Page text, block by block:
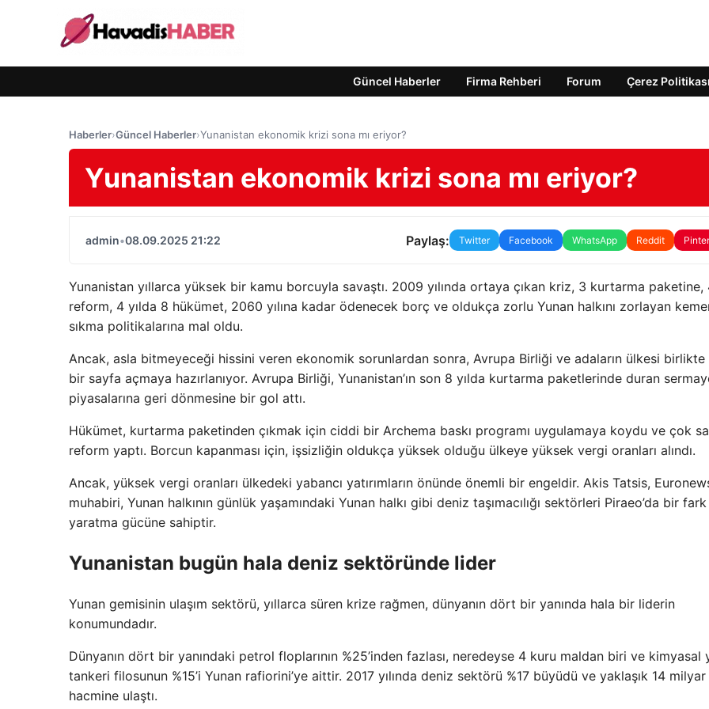
Güncel Haberler Firma Rehberi Forum Çerez Politikası
Haberler›Güncel Haberler›Yunanistan ekonomik krizi sona mı eriyor?
Yunanistan ekonomik krizi sona mı eriyor?
admin•08.09.2025 21:22 Paylaş: Twitter Facebook WhatsApp Reddit
Yunanistan yıllarca yüksek bir kamu borcuyla savaştı. 2009 yılında ortaya çıkan kriz, 3 kurtarma paketine,
reform, 4 yılda 8 hükümet, 2060 yılına kadar ödenecek borç ve oldukça zorlu Yunan halkını zorlayan
sıkma politikalarına mal oldu.
Ancak, asla bitmeyeceği hissini veren ekonomik sorunlardan sonra, Avrupa Birliği ve adaların ülkesi birlikte
bir sayfa açmaya hazırlanıyor. Avrupa Birliği, Yunanistan’ın son 8 yılda kurtarma paketlerinde duran
piyasalarına geri dönmesine bir gol attı.
Hükümet, kurtarma paketinden çıkmak için ciddi bir Archema baskı programı uygulamaya koydu ve çok
reform yaptı. Borcun kapanması için, işsizliğin oldukça yüksek olduğu ülkeye yüksek vergi oranları alındı.
Ancak, yüksek vergi oranları ülkedeki yabancı yatırımların önünde önemli bir engeldir. Akis Tatsis,
muhabiri, Yunan halkının günlük yaşamındaki Yunan halkı gibi deniz taşımacılığı sektörleri Piraeo’da bir fark
yaratma gücüne sahiptir.
Yunanistan bugün hala deniz sektöründe lider
Yunan gemisinin ulaşım sektörü, yıllarca süren krize rağmen, dünyanın dört bir yanında hala bir liderin
konumundadır.
Dünyanın dört bir yanındaki petrol floplarının %25’inden fazlası, neredeyse 4 kuru maldan biri ve kimyasal
tankeri filosunun %15’i Yunan rafiorini’ye aittir. 2017 yılında deniz sektörü %17 büyüdü ve yaklaşık 14
hacmine ulaştı.